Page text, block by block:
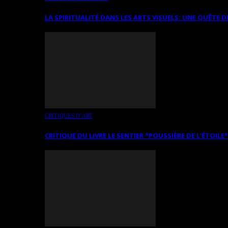
LA SPIRITUALITÉ DANS LES ARTS VISUELS: UNE QUÊTE
CRITIQUES D’ART
CRITIQUE DU LIVRE LE SENTIER *POUSSIÈRE DE L’ÉTOILE*